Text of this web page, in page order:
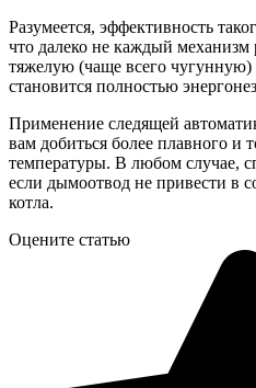
Разумеется, эффективность
что далеко не каждый механизм
тяжелую (чаще всего чугунную)
становится полностью
Применение следящей
вам добиться более плавного и
температуры. В любом случае,
если дымоотвод не привести в
котла.
Оцените статью